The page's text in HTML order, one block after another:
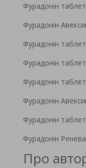
Фурадонін
Фурадонін
Фурадонін
Фурадонін
Фурадонін
Фурадонін
Фурадонін
Фурадонін
Про